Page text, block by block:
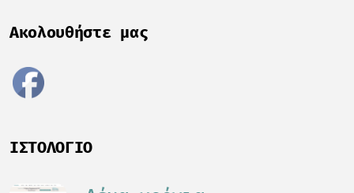
Ακολουθήστε μας
ΙΣΤΟΛΌΓΙΟ